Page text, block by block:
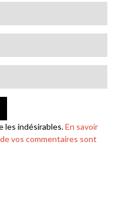
les indésirables.En savoir
vos commentaires sont